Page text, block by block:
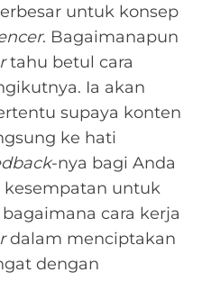
untuk konsep
. Bagaimanapun
tahu betul cara
Ia akan
supaya konten
ke hati
-nya bagi Anda
kesempatan untuk
cara kerja
dalam menciptakan
dengan